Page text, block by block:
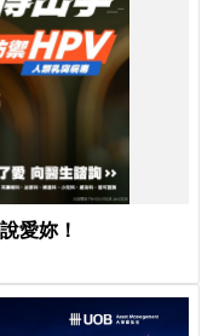
愛妳！